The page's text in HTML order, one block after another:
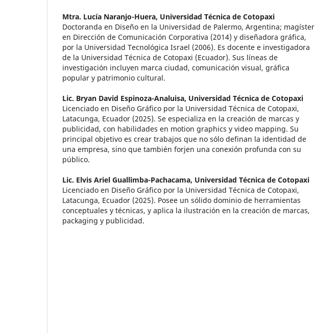
Mtra. Lucía Naranjo-Huera, Universidad Técnica de Cotopaxi
Doctoranda en Diseño en la Universidad de Palermo, Argentina; magíster
en Dirección de Comunicación Corporativa (2014) y diseñadora gráfica,
por la Universidad Tecnológica Israel (2006). Es docente e investigadora
de la Universidad Técnica de Cotopaxi (Ecuador). Sus líneas de
investigación incluyen marca ciudad, comunicación visual, gráfica
popular y patrimonio cultural.
Lic. Bryan David Espinoza-Analuisa, Universidad Técnica de Cotopaxi
Licenciado en Diseño Gráfico por la Universidad Técnica de Cotopaxi,
Latacunga, Ecuador (2025). Se especializa en la creación de marcas y
publicidad, con habilidades en motion graphics y video mapping. Su
principal objetivo es crear trabajos que no sólo definan la identidad de
una empresa, sino que también forjen una conexión profunda con su
público.
Lic. Elvis Ariel Guallimba-Pachacama, Universidad Técnica de Cotopaxi
Licenciado en Diseño Gráfico por la Universidad Técnica de Cotopaxi,
Latacunga, Ecuador (2025). Posee un sólido dominio de herramientas
conceptuales y técnicas, y aplica la ilustración en la creación de marcas,
packaging y publicidad.